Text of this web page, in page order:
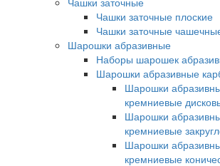
Чашки заточные плоские
Чашки заточные
Шарошки абразивные
Наборы шарошек
Шарошки абразивные
Шарошки
кремниевые
Шарошки
кремниевые
Шарошки
кремниевые